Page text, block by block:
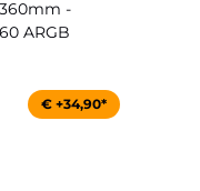
-
ARGB
€ +34,90*